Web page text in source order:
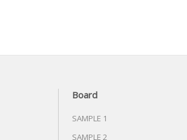
Board
SAMPLE 1
SAMPLE 2